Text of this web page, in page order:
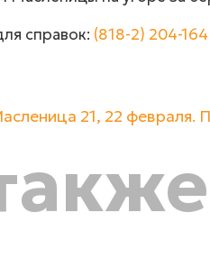
справок: (818-2) 204-164
21, 22 февраля.